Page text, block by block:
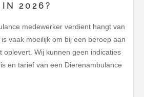
IN 2026?
medewerker verdient hangt van
vaak moeilijk om bij een beroep aan
oplevert. Wij kunnen geen indicaties
en tarief van een Dierenambulance